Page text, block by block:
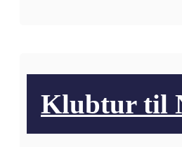
Klubtur til